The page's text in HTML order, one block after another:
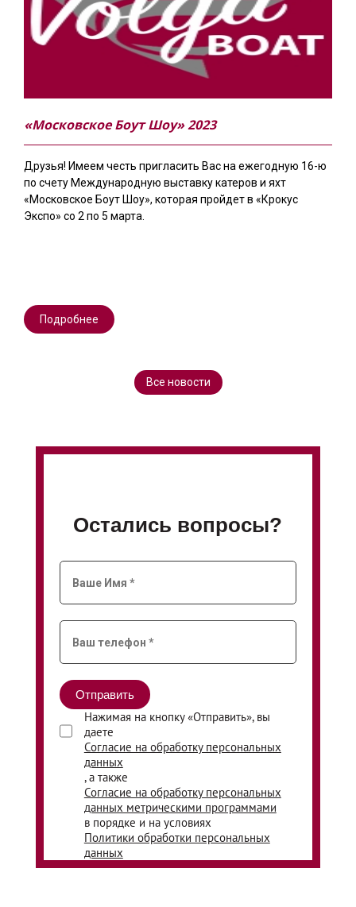
«Московское Боут Шоу» 2023
Друзья! Имеем честь пригласить Вас на ежегодную 16-ю
по счету Международную выставку катеров и яхт
«Московское Боут Шоу», которая пройдет в «Крокус
Экспо» со 2 по 5 марта.
Подробнее
Все новости
Остались вопросы?
Нажимая на кнопку «Отправить», вы
даете
Согласие на обработку персональных
данных
, а также
Согласие на обработку персональных
данных метрическими программами
в порядке и на условиях
Политики обработки персональных
данных